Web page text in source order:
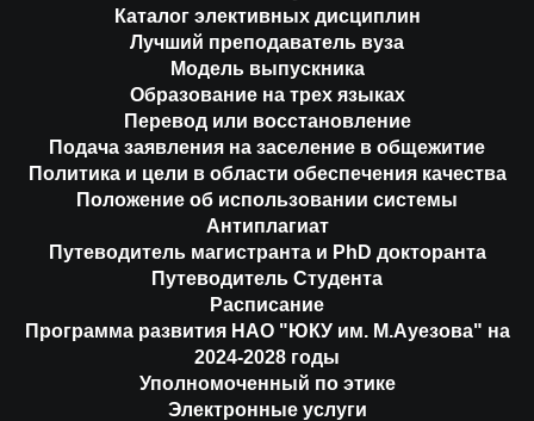
Каталог элективных дисциплин
Лучший преподаватель вуза
Модель выпускника
Образование на трех языках
Перевод или восстановление
Подача заявления на заселение в общежитие
Политика и цели в области обеспечения качества
Положение об использовании системы
Антиплагиат
Путеводитель магистранта и PhD докторанта
Путеводитель Студента
Расписание
Программа развития НАО "ЮКУ им. М.Ауезова" на
2024-2028 годы
Уполномоченный по этике
Электронные услуги